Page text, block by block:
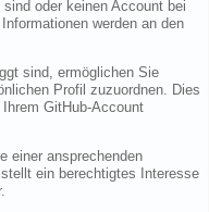
oder keinen Account bei
werden an den
sind, ermöglichen Sie
Profil zuzuordnen. Dies
GitHub-Account
einer ansprechenden
ein berechtigtes Interesse